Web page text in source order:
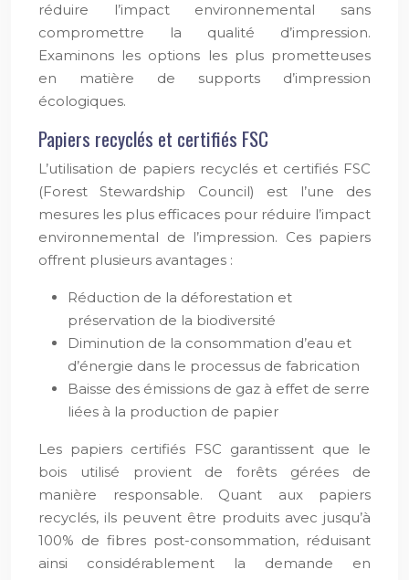
réduire l’impact environnemental sans
compromettre la qualité d’impression.
Examinons les options les plus prometteuses
en matière de supports d’impression
écologiques.
Papiers recyclés et certifiés FSC
L’utilisation de papiers recyclés et certifiés FSC
(Forest Stewardship Council) est l’une des
mesures les plus efficaces pour réduire l’impact
environnemental de l’impression. Ces papiers
offrent plusieurs avantages :
Réduction de la déforestation et
préservation de la biodiversité
Diminution de la consommation d’eau et
d’énergie dans le processus de fabrication
Baisse des émissions de gaz à effet de serre
liées à la production de papier
Les papiers certifiés FSC garantissent que le
bois utilisé provient de forêts gérées de
manière responsable. Quant aux papiers
recyclés, ils peuvent être produits avec jusqu’à
100% de fibres post-consommation, réduisant
ainsi considérablement la demande en